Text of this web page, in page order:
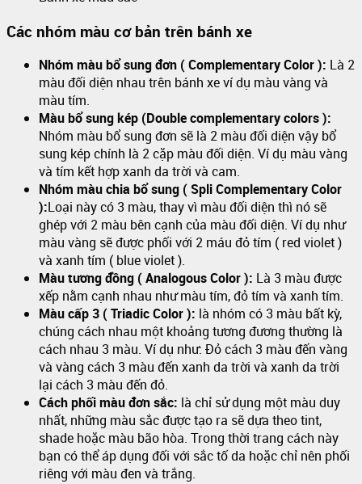
Các nhóm màu cơ bản trên bánh xe
Nhóm màu bổ sung đơn ( Complementary Color ): Là 2
màu đối diện nhau trên bánh xe ví dụ màu vàng và
màu tím.
Màu bổ sung kép (Double complementary colors ):
Nhóm màu bổ sung đơn sẽ là 2 màu đối diện vậy bổ
sung kép chính là 2 cặp màu đối diện. Ví dụ màu vàng
và tím kết hợp xanh da trời và cam.
Nhóm màu chia bổ sung ( Spli Complementary Color
):Loại này có 3 màu, thay vì màu đối diện thì nó sẽ
ghép với 2 màu bên cạnh của màu đối diện. Ví dụ như
màu vàng sẽ được phối với 2 máu đỏ tím ( red violet )
và xanh tím ( blue violet ).
Màu tương đồng ( Analogous Color ): Là 3 màu được
xếp nằm cạnh nhau như màu tím, đỏ tím và xanh tím.
Màu cấp 3 ( Triadic Color ): là nhóm có 3 màu bất kỳ,
chúng cách nhau một khoảng tương đương thường là
cách nhau 3 màu. Ví dụ như: Đỏ cách 3 màu đến vàng
và vàng cách 3 màu đến xanh da trời và xanh da trời
lại cách 3 màu đến đỏ.
Cách phối màu đơn sắc: là chỉ sử dụng một màu duy
nhất, những màu sắc được tạo ra sẽ dựa theo tint,
shade hoặc màu bão hòa. Trong thời trang cách này
bạn có thể áp dụng đối với sắc tố da hoặc chỉ nên phối
riêng với màu đen và trắng.